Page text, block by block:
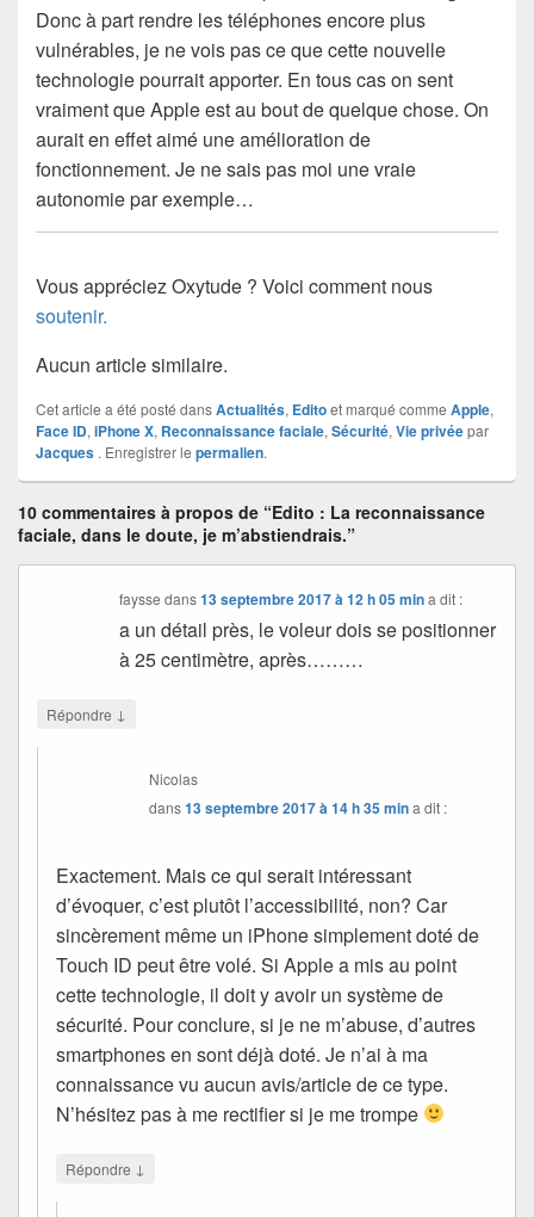
Donc à part rendre les téléphones encore plus
vulnérables, je ne vois pas ce que cette nouvelle
technologie pourrait apporter. En tous cas on sent
vraiment que Apple est au bout de quelque chose. On
aurait en effet aimé une amélioration de
fonctionnement. Je ne sais pas moi une vraie
autonomie par exemple…
Vous appréciez Oxytude ? Voici comment nous
soutenir.
Aucun article similaire.
Cet article a été posté dansActualités, Editoet marqué comme Apple,
Face ID, iPhone X, Reconnaissance faciale, Sécurité, Vie privéepar
Jacques . Enregistrer le permalien.
10 commentaires à propos de “Edito : La reconnaissance
faciale, dans le doute, je m’abstiendrais.”
faysse dans13 septembre 2017 à 12 h 05 min a dit :
a un détail près, le voleur dois se positionner
à 25 centimètre, après………
Répondre ↓
Nicolas
dans13 septembre 2017 à 14 h 35 mina dit :
Exactement. Mais ce qui serait intéressant
d’évoquer, c’est plutôt l’accessibilité, non? Car
sincèrement même un iPhone simplement doté de
Touch ID peut être volé. Si Apple a mis au point
cette technologie, il doit y avoir un système de
sécurité. Pour conclure, si je ne m’abuse, d’autres
smartphones en sont déjà doté. Je n’ai à ma
connaissance vu aucun avis/article de ce type.
N’hésitez pas à me rectifier si je me trompe
Répondre ↓